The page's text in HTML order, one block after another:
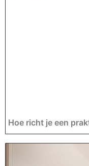
Hoe richt je een